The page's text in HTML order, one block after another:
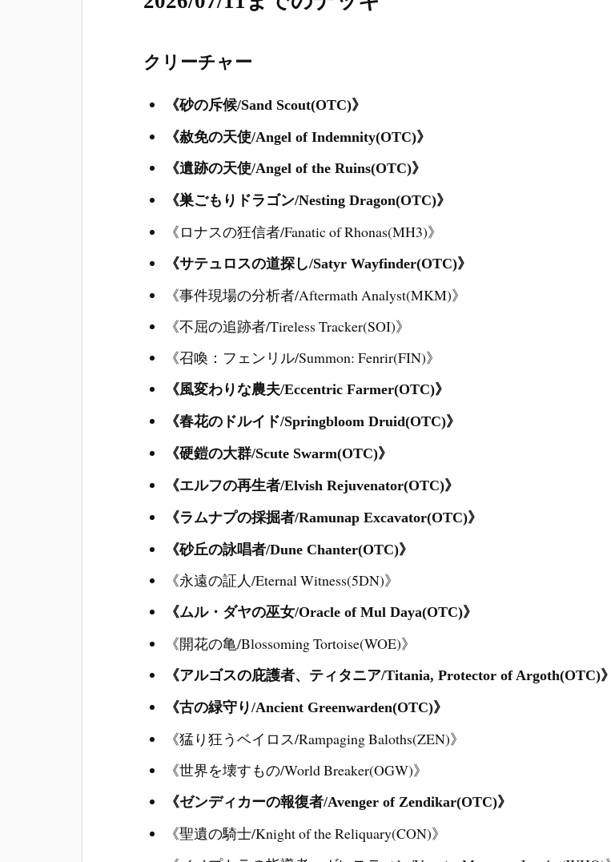
クリーチャー
《砂の斥候/Sand Scout(OTC)》
《赦免の天使/Angel of Indemnity(OTC)》
《遺跡の天使/Angel of the Ruins(OTC)》
《巣ごもりドラゴン/Nesting Dragon(OTC)》
《ロナスの狂信者/Fanatic of Rhonas(MH3)》
《サテュロスの道探し/Satyr Wayfinder(OTC)》
《事件現場の分析者/Aftermath Analyst(MKM)》
《不屈の追跡者/Tireless Tracker(SOI)》
《召喚：フェンリル/Summon: Fenrir(FIN)》
《風変わりな農夫/Eccentric Farmer(OTC)》
《春花のドルイド/Springbloom Druid(OTC)》
《硬鎧の大群/Scute Swarm(OTC)》
《エルフの再生者/Elvish Rejuvenator(OTC)》
《ラムナプの採掘者/Ramunap Excavator(OTC)》
《砂丘の詠唱者/Dune Chanter(OTC)》
《永遠の証人/Eternal Witness(5DN)》
《ムル・ダヤの巫女/Oracle of Mul Daya(OTC)》
《開花の亀/Blossoming Tortoise(WOE)》
《アルゴスの庇護者、ティタニア/Titania, Protector of Argoth(OTC)》
《古の緑守り/Ancient Greenwarden(OTC)》
《猛り狂うベイロス/Rampaging Baloths(ZEN)》
《世界を壊すもの/World Breaker(OGW)》
《ゼンディカーの報復者/Avenger of Zendikar(OTC)》
《聖遺の騎士/Knight of the Reliquary(CON)》